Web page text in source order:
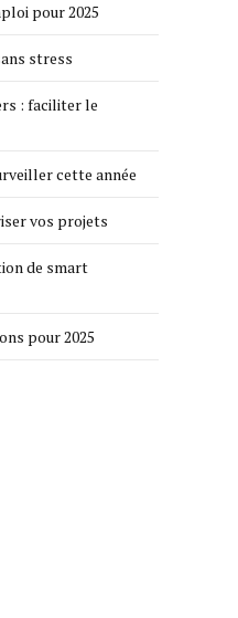
pour 2025
stress
: faciliter le
cette année
vos projets
de smart
pour 2025